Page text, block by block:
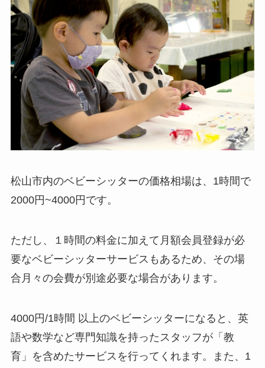
松山市内のベビーシッターの価格相場は、1時間で
2000円~4000円です。
ただし、１時間の料金に加えて月額会員登録が必
要なベビーシッターサービスもあるため、その場
合月々の会費が別途必要な場合があります。
4000円/1時間 以上のベビーシッターになると、英
語や数学など専門知識を持ったスタッフが「教
育」を含めたサービスを行ってくれます。また、1